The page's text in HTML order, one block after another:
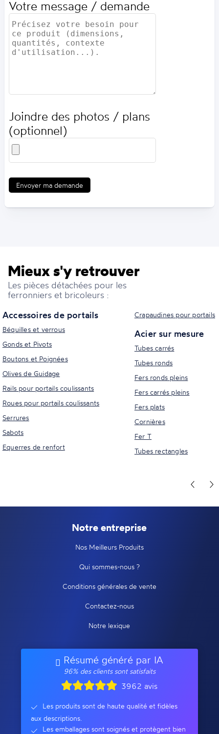
Votre message / demande
Joindre des photos / plans
(optionnel)
Envoyer ma demande
Mieux s'y retrouver
Les pièces détachées pour les
ferronniers et bricoleurs :
Accessoires de portails
Béquilles et verrous
Gonds et Pivots
Boutons et Poignées
Olives de Guidage
Rails pour portails coulissants
Roues pour portails coulissants
Serrures
Sabots
Equerres de renfort
Crapaudines pour portails
Acier sur mesure
Tubes carrés
Tubes ronds
Fers ronds pleins
Fers carrés pleins
Fers plats
Cornières
Fer T
Tubes rectangles
Notre entreprise
Nos Meilleurs Produits
Qui sommes-nous ?
Conditions générales de vente
Contactez-nous
Notre lexique
Résumé généré par IA
96% des clients sont satisfaits
3962 avis
Les produits sont de haute qualité et fidèles
aux descriptions.
Les emballages sont soignés et protègent bien